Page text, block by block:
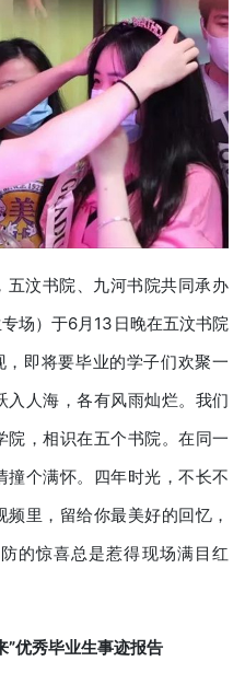
五汶书院、九河书院共同承办
场）于6月13日晚在五汶书院
即将要毕业的学子们欢聚一
人海，各有风雨灿烂。我们
，相识在五个书院。在同一
撞个满怀。四年时光，不长不
里，留给你最美好的回忆，
的惊喜总是惹得现场满目红
”优秀毕业生事迹报告